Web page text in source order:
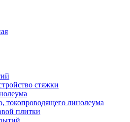
стяжки
токопроводящего линолеума
плитки